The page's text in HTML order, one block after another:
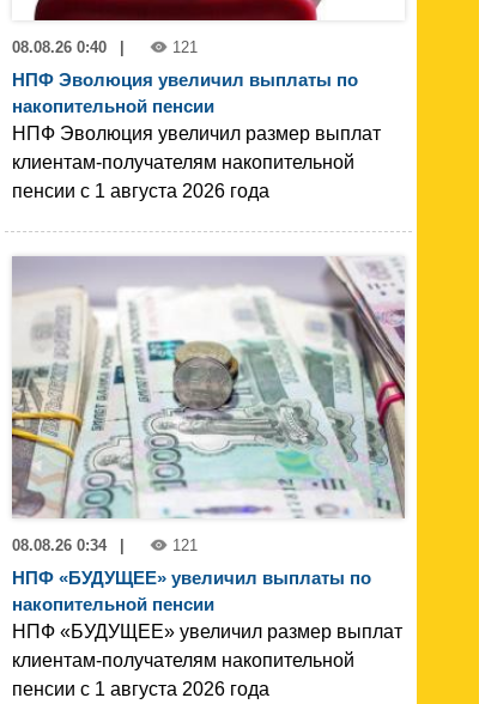
08.08.26 0:40 121
НПФ Эволюция увеличил выплаты по
накопительной пенсии
НПФ Эволюция увеличил размер выплат
клиентам-получателям накопительной
пенсии с 1 августа 2026 года
08.08.26 0:34 121
НПФ «БУДУЩЕЕ» увеличил выплаты по
накопительной пенсии
НПФ «БУДУЩЕЕ» увеличил размер выплат
клиентам-получателям накопительной
пенсии с 1 августа 2026 года